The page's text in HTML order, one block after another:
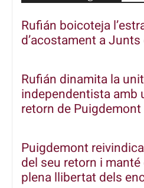
Rufián boicoteja
d’acostament a
Rufián dinamita la
independentista amb
retorn de Puigdemont
Puigdemont
del seu retorn i
plena llibertat dels